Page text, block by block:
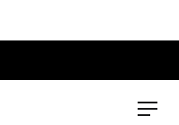
Menu